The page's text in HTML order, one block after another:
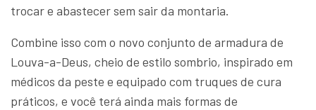
trocar e abastecer sem sair da montaria.
Combine isso com o novo conjunto de armadura de
Louva-a-Deus, cheio de estilo sombrio, inspirado em
médicos da peste e equipado com truques de cura
práticos, e você terá ainda mais formas de